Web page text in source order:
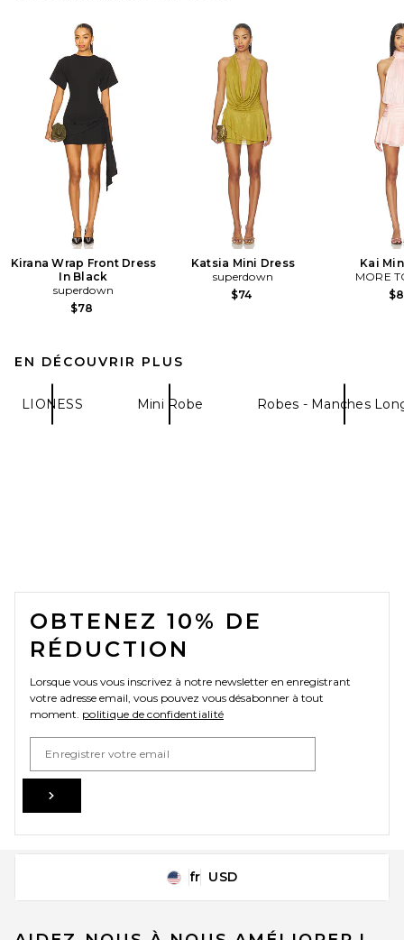
Kirana Wrap Front Dress
In Black
superdown
$78
Katsia Mini Dress
superdown
$74
Kai
MORE
EN DÉCOUVRIR PLUS
LIONESS Mini Robe Robes - Manches
FOOTER
OBTENEZ 10% DE
RÉDUCTION
Lorsque vous vous inscrivez à notre newsletter en enregistrant
votre adresse email, vous pouvez vous désabonner à tout
moment. politique de confidentialité
Change Country Regions
fr USD